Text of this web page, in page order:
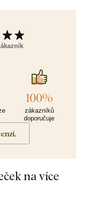
100%
zákazníků
doporučuje
na více